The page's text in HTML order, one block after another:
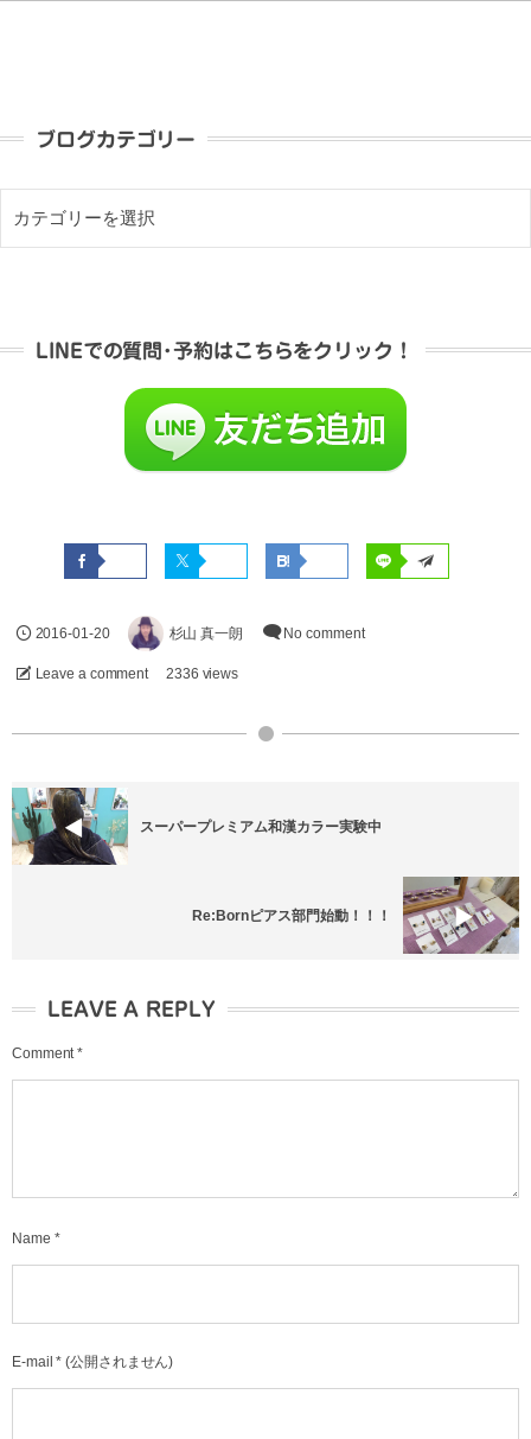
ブログカテゴリー
LINEでの質問･予約はこちらをクリック！
2016-01-20 杉山 真一朗 No comment
Leave a comment 2336 views
スーパープレミアム和漢カラー実験中
Re:Bornピアス部門始動！！！
LEAVE A REPLY
Comment *
Name *
E-mail * (公開されません)